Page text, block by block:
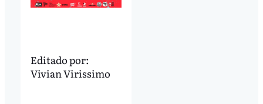
Editado por:
Vivian Virissimo